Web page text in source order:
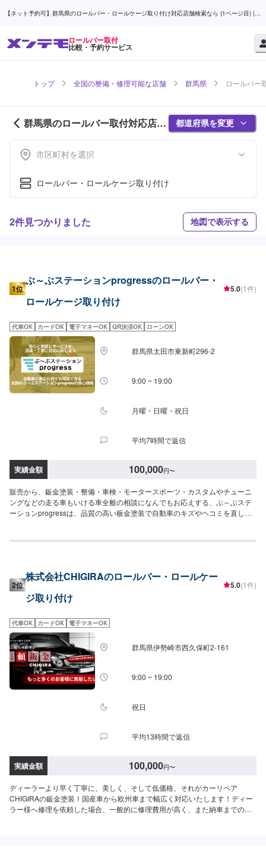
【ネット予約可】群馬県のロールバー・ロールケージ取り付け対応店舗検索なら (1ページ目) |
ロールバー取付
比較・予約サービス
トップ 全国の整備・修理可能な店舗 群馬県 ロールバー
群馬県のロールバー取付対応店舗
紹介 (1ページ目)
都道府県を変更
市区町村を選択
ロールバー・ロールケージ取り付け
2件見つかりました 地図で表示する
1位
ぶ～ぶステーションprogressのロールバー・
ロールケージ取り付け
5.0(1件)
代車OK カードOK 電子マネーOK QR決済OK ローンOK
群馬県太田市東新町296-2
9:00 ~ 19:00
月曜・日曜・祝日
平均7時間で返信
実績金額 100,000円〜
販売から、鈑金塗装・整備・車検・モータースポーツ・カスタムやチューニ
ングなどの走る車もいける車全般の相談になんでもお応えする、ぶ～ぶステ
ーションprogressは、品質の高い板金塗装で自動車のキズやヘコミを直しま
ので、お気軽にお問い合わせください。ブレーキパッドの交換や車内のクリ
ドバイスを心掛けております。--------------------------------------------------【1】オ
ファーにてお問い合わせ【2】お見積り【3】お見積りにご納得いただければ
作業開始【4】仕上がり次第納車-----納期について-----納期は通常3日～5日程
さい。-----代車について-----無料の代車をご用意しています。お車の作業中は
代車をご利用ください。※代車の燃料代はお客様にご負担いただいておりま
す。-----ご来店時の注意、受付方法-----当工場は太田桐生インターチェンジか
ら５分入庫の際はお気をつけてお越しください。駐車スペースは工場前の空
いているスペースに駐車してください。受付はスタッフへ「メンテモで予約
しました」とお伝えください。ご案内いたします。【定休日・営業時間】定
休日：日曜日営業時間：9:00~19:00
2位
株式会社CHIGIRAのロールバー・ロールケー
ジ取り付け
5.0(1件)
代車OK カードOK 電子マネーOK
群馬県伊勢崎市西久保町2-161
9:00 ~ 19:00
祝日
平均13時間で返信
実績金額 100,000円〜
ディーラーより早く丁寧に、美しく、そして低価格、それがカーリペア
CHIGIRAの鈑金塗装！国産車から欧州車まで幅広く対応いたします！ディー
ラー様へ修理を依頼した場合、一般的に修理費用が高く、また納車までの時